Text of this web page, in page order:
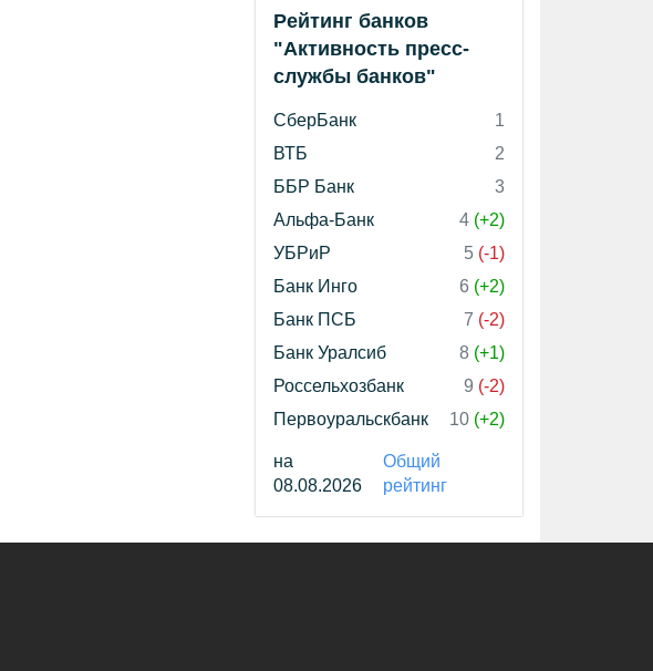
Рейтинг банков
"Активность пресс-
службы банков"
СберБанк
1
ВТБ
2
ББР Банк
3
Альфа-Банк
4 (+2)
УБРиР
5 (-1)
Банк Инго
6 (+2)
Банк ПСБ
7 (-2)
Банк Уралсиб
8 (+1)
Россельхозбанк
9 (-2)
Первоуральскбанк
10 (+2)
на
08.08.2026
Общий
рейтинг